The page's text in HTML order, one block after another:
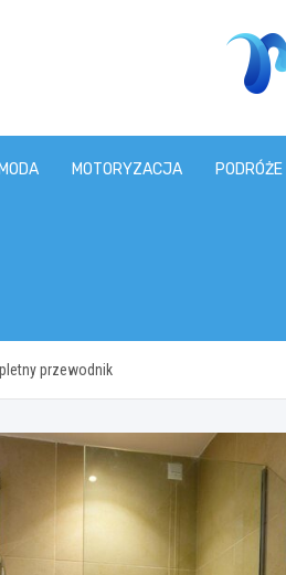
MODA MOTORYZACJA PODRÓŻE
przewodnik